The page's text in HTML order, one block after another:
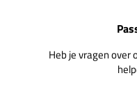
Heb je vragen over